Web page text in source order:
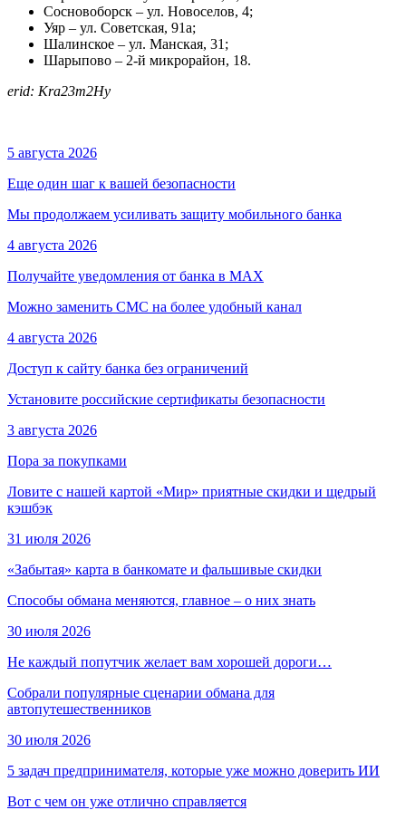
Сосновоборск – ул. Новоселов, 4;
Уяр – ул. Советская, 91а;
Шалинское – ул. Манская, 31;
Шарыпово – 2-й микрорайон, 18.
erid: Kra23m2Hy
5 августа 2026
Еще один шаг к вашей безопасности
Мы продолжаем усиливать защиту мобильного банка
4 августа 2026
Получайте уведомления от банка в МАХ
Можно заменить СМС на более удобный канал
4 августа 2026
Доступ к сайту банка без ограничений
Установите российские сертификаты безопасности
3 августа 2026
Пора за покупками
Ловите с нашей картой «Мир» приятные скидки и щедрый
кэшбэк
31 июля 2026
«Забытая» карта в банкомате и фальшивые скидки
Способы обмана меняются, главное – о них знать
30 июля 2026
Не каждый попутчик желает вам хорошей дороги…
Собрали популярные сценарии обмана для
автопутешественников
30 июля 2026
5 задач предпринимателя, которые уже можно доверить ИИ
Вот с чем он уже отлично справляется